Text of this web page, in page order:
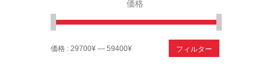
価格
フィルター
価格 : 29700¥ — 59400¥